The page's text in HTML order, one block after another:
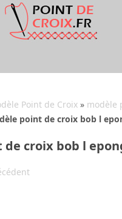
Point de Croix» modèle
point de croix bob l
croix bob l